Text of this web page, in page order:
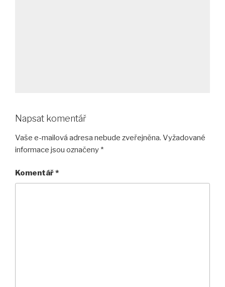
Napsat komentář
Vaše e-mailová adresa nebude zveřejněna. Vyžadované
informace jsou označeny *
Komentář*